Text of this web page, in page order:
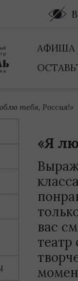
АФИША
тебя, Россия!»
«Я
вас